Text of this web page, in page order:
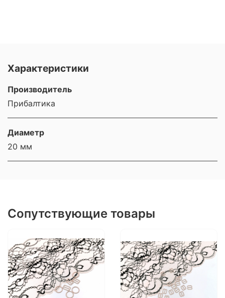
Характеристики
Производитель
Прибалтика
Диаметр
20 мм
Сопутствующие товары